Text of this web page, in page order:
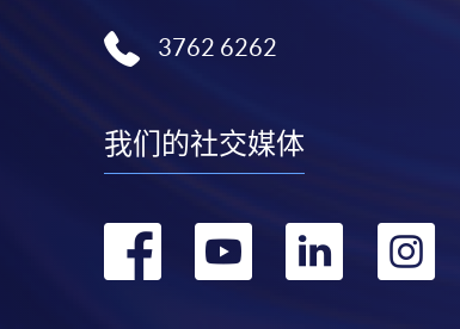
3762 6262
我们的社交媒体
转 转 转 转